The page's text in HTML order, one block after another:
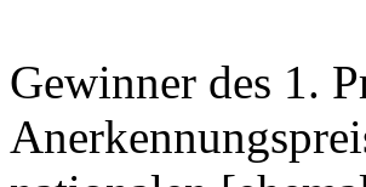
Gewinner des 1.